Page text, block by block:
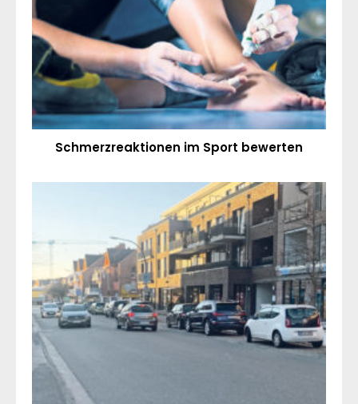
Schmerzreaktionen im Sport bewerten